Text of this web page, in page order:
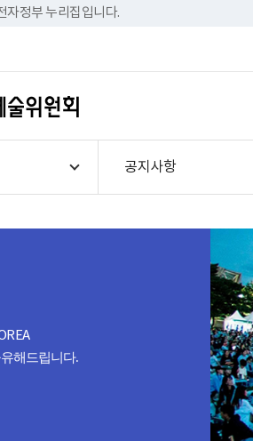
자정부 누리집입니다.
공지사항
해드립니다.